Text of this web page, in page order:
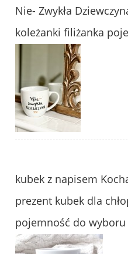
Nie- Zwykła
koleżanki filiżanka
kubek z napisem
prezent kubek dla
pojemność do wyboru